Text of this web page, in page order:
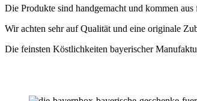
Die Produkte sind handgemacht und kommen
Wir achten sehr auf Qualität und eine originale
Die feinsten Köstlichkeiten bayerischer